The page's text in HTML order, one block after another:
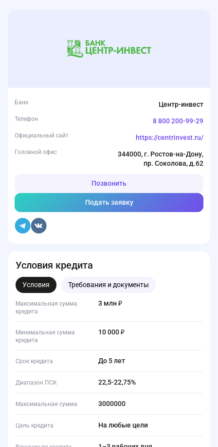
Условия кредита
Условия Требования и документы
Максимальная сумма
кредита
3 млн ₽
Минимальная сумма
кредита
10 000 ₽
Срок кредита до 5 лет
Диапазон ПСК 22,5-22,75%
Максимальная сумма 3000000
Цель кредита На любые цели
Банк Центр-инвест
Телефон 8 800 200-99-29
Официальный сайт https://centrinvest.ru/
Головной офис
344000, г. Ростов-на-Дону,
пр. Соколова, д.62
Позвонить
Подать заявку